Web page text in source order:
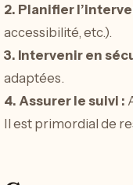
2. Planifier
accessibilité, etc.).
3. Intervenir en
adaptées.
4. Assurer le suivi :
Il est primordial de